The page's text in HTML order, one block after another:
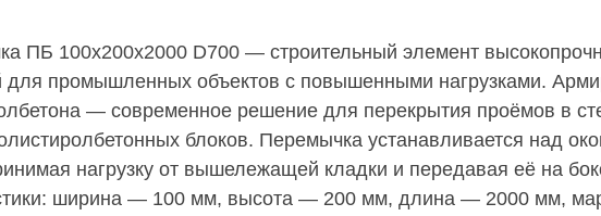
ПБ 100х200х2000 D700 — строительный элемент
для промышленных объектов с повышенными нагрузками.
— современное решение для перекрытия проёмов в
блоков. Перемычка устанавливается над
нагрузку от вышележащей кладки и передавая её на
ширина — 100 мм, высота — 200 мм, длина — 2000 мм,